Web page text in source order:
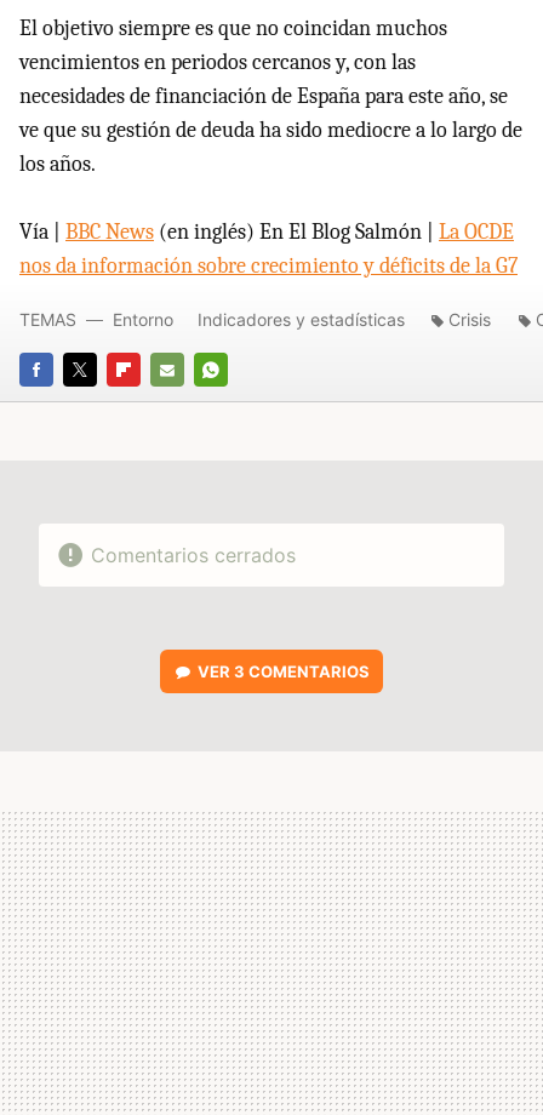
El objetivo siempre es que no coincidan muchos
vencimientos en periodos cercanos y, con las
necesidades de financiación de España para este año, se
ve que su gestión de deuda ha sido mediocre a lo largo de
los años.
Vía | BBC News (en inglés) En El Blog Salmón | La OCDE
nos da información sobre crecimiento y déficits de la G7
FACEBOOK
TWITTERFLIPBOARD
E-
WHATSAPP
TEMAS Entorno Indicadores y estadísticas Crisis
Comentarios cerrados
VER 3 COMENTARIOS